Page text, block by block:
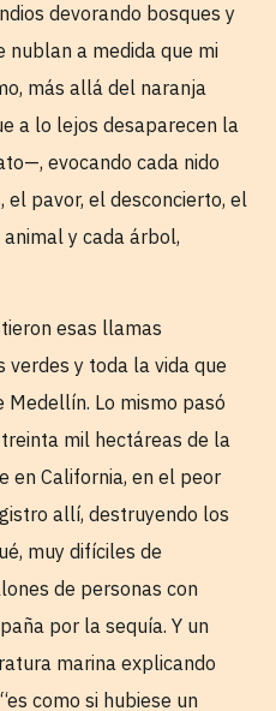
devorando bosques y
nublan a medida que mi
más allá del naranja
a lo lejos desaparecen la
evocando cada nido
el pavor, el desconcierto, el
y cada árbol,
esas llamas
y toda la vida que
Lo mismo pasó
mil hectáreas de la
en California, en el peor
allí, destruyendo los
muy difíciles de
de personas con
por la sequía. Y un
marina explicando
como si hubiese un